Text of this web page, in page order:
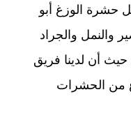
حشرة الوزغ أبو
والنمل والجراد
أن لدينا فريق
من الحشرات